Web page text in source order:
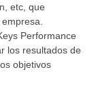
etc, que
Performance
los resultados de
objetivos